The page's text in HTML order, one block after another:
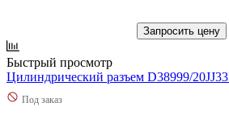
Запросить цену
Быстрый просмотр
Цилиндрический разъем D38999/
Под заказ